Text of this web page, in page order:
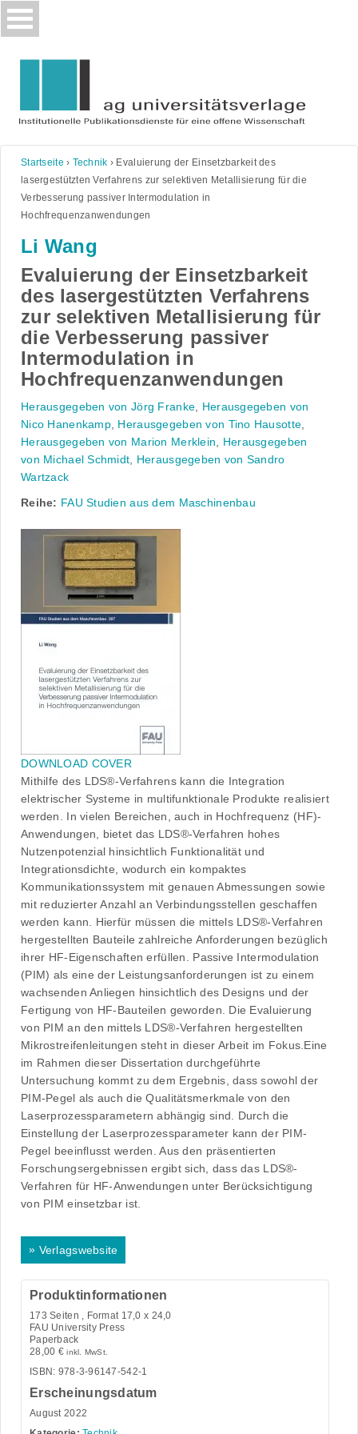
Skip
to
Startseite › Technik › Evaluierung der Einsetzbarkeit des
lasergestützten Verfahrens zur selektiven Metallisierung für die
Verbesserung passiver Intermodulation in
Hochfrequenzanwendungen
Li Wang
Evaluierung der Einsetzbarkeit
des lasergestützten Verfahrens
zur selektiven Metallisierung für
die Verbesserung passiver
Intermodulation in
Hochfrequenzanwendungen
Herausgegeben von Jörg Franke, Herausgegeben von
Nico Hanenkamp, Herausgegeben von Tino Hausotte,
Herausgegeben von Marion Merklein, Herausgegeben
von Michael Schmidt, Herausgegeben von Sandro
Wartzack
Reihe: FAU Studien aus dem Maschinenbau
DOWNLOAD COVER
Mithilfe des LDS®-Verfahrens kann die Integration
elektrischer Systeme in multifunktionale Produkte realisiert
werden. In vielen Bereichen, auch in Hochfrequenz (HF)-
Anwendungen, bietet das LDS®-Verfahren hohes
Nutzenpotenzial hinsichtlich Funktionalität und
Integrationsdichte, wodurch ein kompaktes
Kommunikationssystem mit genauen Abmessungen sowie
mit reduzierter Anzahl an Verbindungsstellen geschaffen
werden kann. Hierfür müssen die mittels LDS®-Verfahren
hergestellten Bauteile zahlreiche Anforderungen bezüglich
ihrer HF-Eigenschaften erfüllen. Passive Intermodulation
(PIM) als eine der Leistungsanforderungen ist zu einem
wachsenden Anliegen hinsichtlich des Designs und der
Fertigung von HF-Bauteilen geworden. Die Evaluierung
von PIM an den mittels LDS®-Verfahren hergestellten
Mikrostreifenleitungen steht in dieser Arbeit im Fokus.Eine
im Rahmen dieser Dissertation durchgeführte
Untersuchung kommt zu dem Ergebnis, dass sowohl der
PIM-Pegel als auch die Qualitätsmerkmale von den
Laserprozessparametern abhängig sind. Durch die
Einstellung der Laserprozessparameter kann der PIM-
Pegel beeinflusst werden. Aus den präsentierten
Forschungsergebnissen ergibt sich, dass das LDS®-
Verfahren für HF-Anwendungen unter Berücksichtigung
von PIM einsetzbar ist.
» Verlagswebsite
Produktinformationen
173 Seiten , Format 17,0 x 24,0
FAU University Press
Paperback
28,00 € inkl. MwSt.
ISBN: 978-3-96147-542-1
Erscheinungsdatum
August 2022